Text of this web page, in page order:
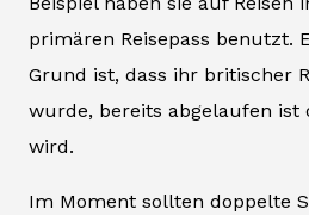
primären Reisepass benutzt.
Grund ist, dass ihr britischer
wurde, bereits abgelaufen ist
wird.
Im Moment sollten doppelte